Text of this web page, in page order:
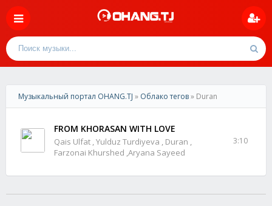
Музыкальный портал OHANG.TJ » Облако тегов» Duran
FROM KHORASAN WITH LOVE
Qais Ulfat , Yulduz Turdiyeva , Duran ,
Farzonai Khurshed ,Aryana Sayeed
3:10